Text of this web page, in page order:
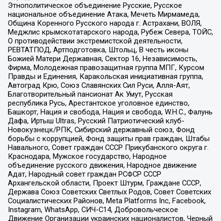
Этнополитическое объединение Русские, Русское
национальное объединение Атака, Мечеть Мирмамеда,
Община Коренного Русского народа г. Астрахани, ВОЛЯ,
Меджлис крымскотатарского народа, Рубеж Севера, ТОЙС,
О противодействии экстремистской деятельности,
РЕВТАТПОД, Артподготовка, Штольц, В честь иконы
Божией Матери Державная, Сектор 16, Независимость,
Фирма, Молодежная правозащитная группа МПГ, Курсом
Правды и Единения, Каракольская инициативная группа,
Автоград Крю, Союз Славянских Сил Руси, Алля-Аят,
Благотворительный пансионат Ак Умут, Русская
республика Русь, Арестантское уголовное единство,
Башкорт, Нация и свобода, Нация и свобода, W.H.С., Фалунь
Дафа, Иртыш Ultras, Русский Патриотический клуб-
Новокузнецк/РПК, Сибирский державный союз, Фонд
борьбы с коррупцией, Фонд защиты прав граждан, Штабы
Навального, Совет граждан СССР Прикубанского округа г.
Краснодара, Мужское государство, Народное
объединение русского движения, Народное движение
Адат, Народный совет граждан РСФСР СССР
Архангельской области, Проект Штурм, Граждане СССР,
Держава Союз Советских Светлых Родов, Совет Советских
Социалистических Районов, Meta Platforms Inc, Facebook,
Instagram, WhatsApp, СИЧ-С14, Добровольческое
Движение Организации украинских националистов, Черный